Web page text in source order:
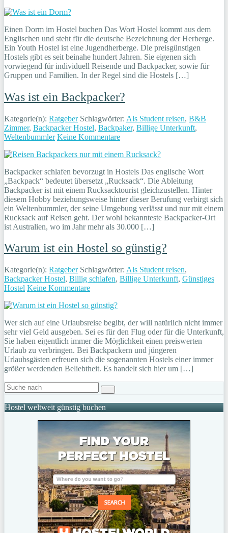
Einen Dorm im Hostel buchen Das Wort Hostel kommt aus dem
Englischen und steht für die deutsche Bezeichnung der Herberge.
Ein Youth Hostel ist eine Jugendherberge. Die preisgünstigen
Hostels gibt es seit beinahe hundert Jahren. Sie eigenen sich
vorwiegend für individuell Reisende und Backpacker, sowie für
Gruppen und Familien. In der Regel sind die Hostels […]
Was ist ein Backpacker?
Kategorie(n): RatgeberSchlagwörter: Als Student reisen, B&B
Zimmer, Backpacker Hostel, Backpaker, Billige Unterkunft,
Weltenbummler Keine Kommentare
Backpacker schlafen bevorzugt in Hostels Das englische Wort
„Backpack“ bedeutet übersetzt „Rucksack“. Die Ableitung
Backpacker ist mit einem Rucksacktourist gleichzustellen. Hinter
diesem Hobby beziehungsweise hinter dieser Berufung verbirgt sich
ein Weltenbummler, der seine Umgebung verlässt und nur mit einem
Rucksack auf Reisen geht. Der wohl bekannteste Backpacker-Ort
ist Australien, wo im Jahr mehr als 30.000 […]
Warum ist ein Hostel so günstig?
Kategorie(n): RatgeberSchlagwörter: Als Student reisen,
Backpacker Hostel, Billig schlafen, Billige Unterkunft, Günstiges
Hostel Keine Kommentare
Wer sich auf eine Urlaubsreise begibt, der will natürlich nicht immer
sehr viel Geld ausgeben. Sei es für den Flug oder für die Unterkunft,
Sie haben eigentlich immer die Möglichkeit einen preiswerten
Urlaub zu verbringen. Bei Backpackern und jüngeren
Urlaubsgästen erfreuen sich die sogenannten Hostels einer immer
größer werdenden Beliebtheit. Es handelt sich hier um […]
Hostel weltweit günstig buchen